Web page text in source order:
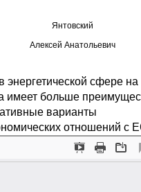
Янтовский
Алексей Анатольевич
сфере на
имеет больше
варианты
отношений с